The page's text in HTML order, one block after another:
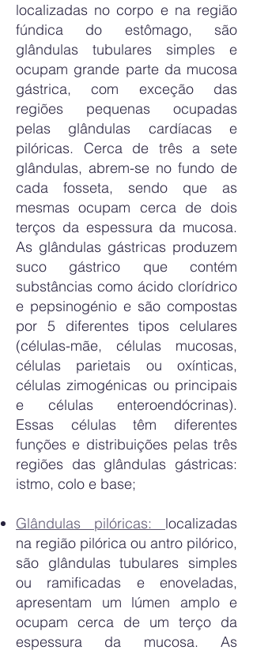
localizadas no corpo e na região
fúndica do estômago, são
glândulas tubulares simples e
ocupam grande parte da mucosa
gástrica, com exceção das
regiões pequenas ocupadas
pelas glândulas cardíacas e
pilóricas. Cerca de três a sete
glândulas, abrem-se no fundo de
cada fosseta, sendo que as
mesmas ocupam cerca de dois
terços da espessura da mucosa.
As glândulas gástricas produzem
suco gástrico que contém
substâncias como ácido clorídrico
e pepsinogénio e são compostas
por 5 diferentes tipos celulares
(células-mãe, células mucosas,
células parietais ou oxínticas,
células zimogénicas ou principais
e células enteroendócrinas).
Essas células têm diferentes
funções e distribuições pelas três
regiões das glândulas gástricas:
istmo, colo e base;
Glândulas pilóricas: localizadas
na região pilórica ou antro pilórico,
são glândulas tubulares simples
ou ramificadas e enoveladas,
apresentam um lúmen amplo e
ocupam cerca de um terço da
espessura da mucosa. As